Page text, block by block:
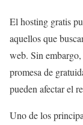
El hosting gratis
aquellos que
web. Sin embargo,
promesa de
pueden afectar el
Uno de los